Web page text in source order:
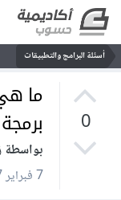
أسئلة البرامج والتطبيقات
0
ما
بواسطة
7 فبراير 2017